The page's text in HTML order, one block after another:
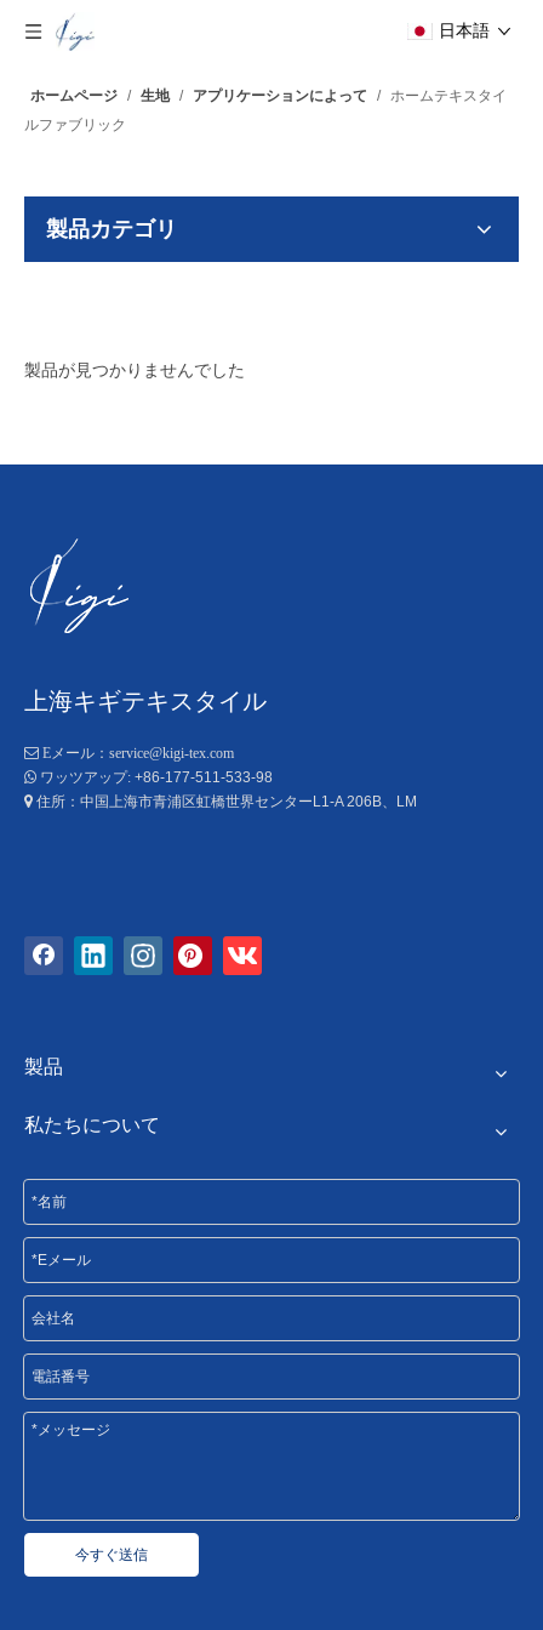
日本語
ホームページ / 生地 / アプリケーションによって / ホームテキスタイ
ルファブリック
製品カテゴリ
製品が見つかりませんでした
上海キギテキスタイル
 Eメール： service@kigi-tex.com
 ワッツアップ: +86-177-511-533-98
 住所：中国上海市青浦区虹橋世界センターL1-A 206B、LM
製品
私たちについて
今すぐ送信